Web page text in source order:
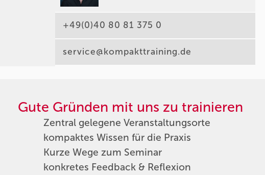
+49(0)40 80 81 375 0
service@kompakttraining.de
Gute Gründen mit uns zu trainieren
Zentral gelegene Veranstaltungsorte
kompaktes Wissen für die Praxis
Kurze Wege zum Seminar
konkretes Feedback & Reflexion